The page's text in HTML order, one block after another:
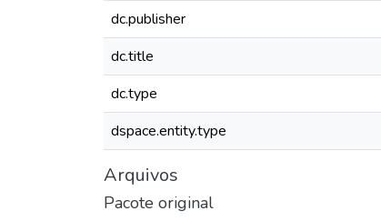
dc.publisher
dc.title
dc.type
dspace.entity.type
Arquivos
Pacote original